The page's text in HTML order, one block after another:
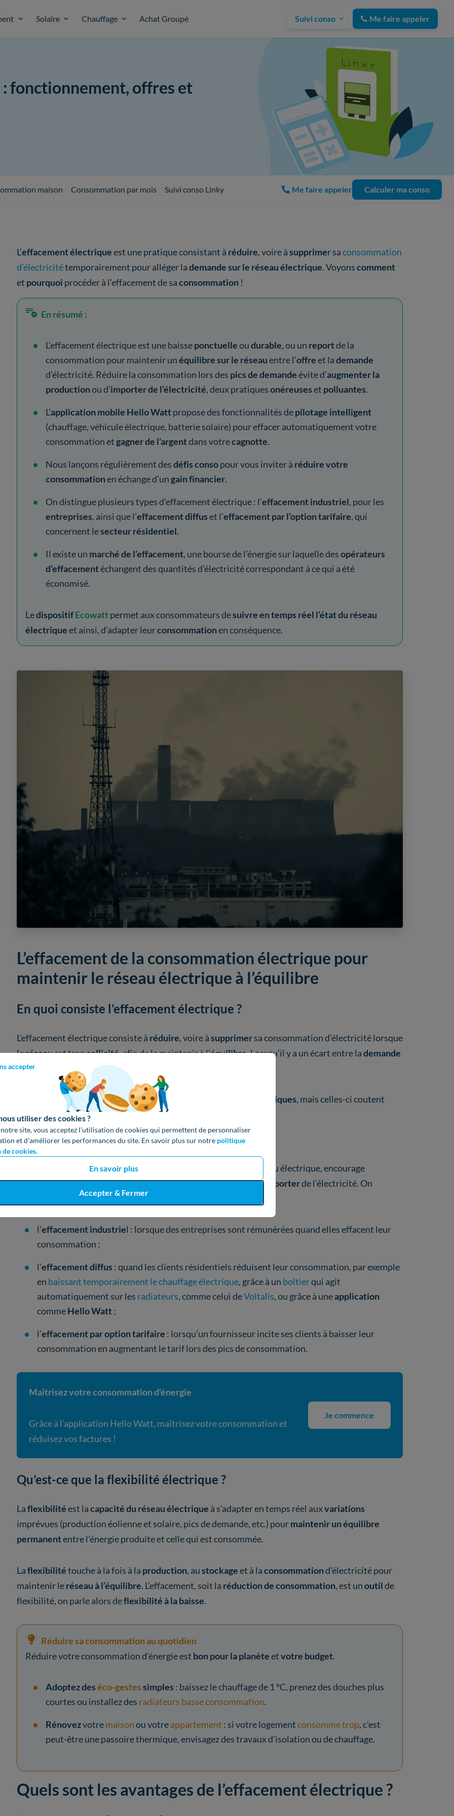
Solaire Chauffage Achat Groupé Suivi conso Me faire appeler
fonctionnement, offres et
accepter
utiliser des cookies ?
site, vous acceptez l’utilisation de cookies qui permettent de personnaliser
et d’améliorer les performances du site. En savoir plus sur notre politique
cookies.
En savoir plus
Accepter & Fermer
maison Consommation par mois Suivi conso Linky Me faire appeler Calculer ma conso
L’effacement électriqueest une pratique consistant à réduire, voire àsupprimer saconsommation
d’électricitétemporairement pour alléger lademande sur le réseau électrique. Voyonscomment
et pourquoi procéder à l’effacement de saconsommation !
En résumé :
L’effacement électrique est une baisseponctuelleoudurable, ou un reportde la
consommation pour maintenir unéquilibre sur le réseauentre l’offreet lademande
d’électricité. Réduire la consommation lors des pics de demandeévite d’augmenter la
productionou d’importer de l’électricité, deux pratiquesonéreuseset polluantes.
L’application mobile Hello Wattpropose des fonctionnalités depilotage intelligent
(chauffage, véhicule électrique, batterie solaire) pour effacer automatiquement votre
consommation etgagner de l’argentdans votrecagnotte.
Nous lançons régulièrement desdéfis consopour vous inviter à réduire votre
consommationen échange d’ungain financier.
On distingue plusieurs types d’effacement électrique : l’effacement industriel, pour les
entreprises, ainsi que l’effacement diffuset l’effacement par l’option tarifaire, qui
concernent lesecteur résidentiel.
Il existe un marché de l’effacement, une bourse de l’énergie sur laquelle desopérateurs
d’effacementéchangent des quantités d’électricité correspondant à ce qui a été
économisé.
LedispositifEcowattpermet aux consommateurs desuivre en temps réel l’état du réseau
électriqueet ainsi, d’adapter leurconsommationen conséquence.
L’effacement de la consommation électrique pour
maintenir le réseau électrique à l’équilibre
En quoi consiste l’effacement électrique ?
L’effacement électrique consiste à réduire, voire àsupprimersa consommation d’électricité lorsque
leréseauest tropsollicité, afin de le maintenir à l’équilibre. Lorsqu’il y a un écart entre lademande
et l’offre d’énergie, il existedeux solutions
augmenter la productionen recourant à des centrales thermiques, mais celles-ci coutent
cher et polluent, car elles utilisent des
diminuer laconsommationd’électricité en France.
(Réseau de Transport de l’électricité), le gestionnaire du réseau électrique, encourage
l’effacement pour éviter d’avoir àaugmenterla production ou à importerde l’électricité. On
distingue plusieurstypes d’éffacement
l’effacement industriel : lorsque des entreprises sont rémunérées quand elles effacent leur
consommation ;
l’effacement diffus : quand les clients résidentiels réduisent leur consommation, par exemple
en baissant temporairement le chauffage électrique, grâce à un boîtierqui agit
automatiquement sur les radiateurs, comme celui deVoltalis, ou grâce à uneapplication
commeHello Watt;
l’effacement par option tarifaire : lorsqu’un fournisseur incite ses clients à baisser leur
consommation en augmentant le tarif lors des pics de consommation.
Maitrisez votre consommation d'énergie
Grâce à l'application Hello Watt, maîtrisez votre consommation et
réduisez vos factures !
Je commence
Qu’est-ce que la flexibilité électrique ?
Laflexibilitéest lacapacité du réseau électrique à s'adapter en temps réel auxvariations
imprévues (production éolienne et solaire, pics de demande, etc.) pourmaintenir un équilibre
permanententre l’énergie produite et celle qui est consommée.
Laflexibilitétouche à la fois à la production, austockageet à laconsommationd’électricité pour
maintenir leréseau à l’équilibre. L’effacement, soit la réduction de consommation, est unoutilde
flexibilité, on parle alors deflexibilité à la baisse.
Réduire sa consommation au quotidien
Réduire votre consommation d'énergie est bon pour la planèteetvotre budget.
Adoptez deséco-gestessimples : baissez le chauffage de 1 °C, prenez des douches plus
courtes ou installez des radiateurs basse consommation.
Rénovezvotremaisonou votreappartement : si votre logementconsomme trop, c'est
peut-être une passoire thermique, envisagez des travaux d'isolation ou de chauffage.
Quels sont les avantages de l’effacement électrique ?